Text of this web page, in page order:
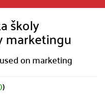
školy
marketingu
on marketing
)